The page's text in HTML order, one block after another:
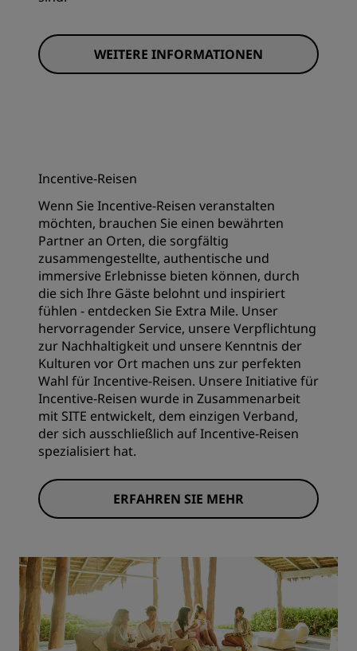
WEITERE INFORMATIONEN
Incentive-Reisen
Wenn Sie Incentive-Reisen veranstalten
möchten, brauchen Sie einen bewährten
Partner an Orten, die sorgfältig
zusammengestellte, authentische und
immersive Erlebnisse bieten können, durch
die sich Ihre Gäste belohnt und inspiriert
fühlen - entdecken Sie Extra Mile. Unser
hervorragender Service, unsere Verpflichtung
zur Nachhaltigkeit und unsere Kenntnis der
Kulturen vor Ort machen uns zur perfekten
Wahl für Incentive-Reisen. Unsere Initiative für
Incentive-Reisen wurde in Zusammenarbeit
mit SITE entwickelt, dem einzigen Verband,
der sich ausschließlich auf Incentive-Reisen
spezialisiert hat.
ERFAHREN SIE MEHR